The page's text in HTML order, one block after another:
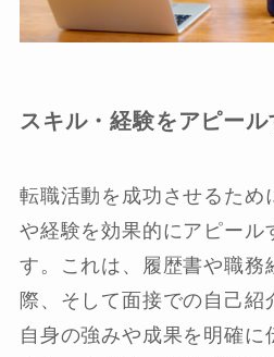
スキル・経験をアピー
転職活動を成功させるため
や経験を効果的にアピール
す。これは、履歴書や職務
際、そして面接での自己紹
自身の強みや成果を明確に